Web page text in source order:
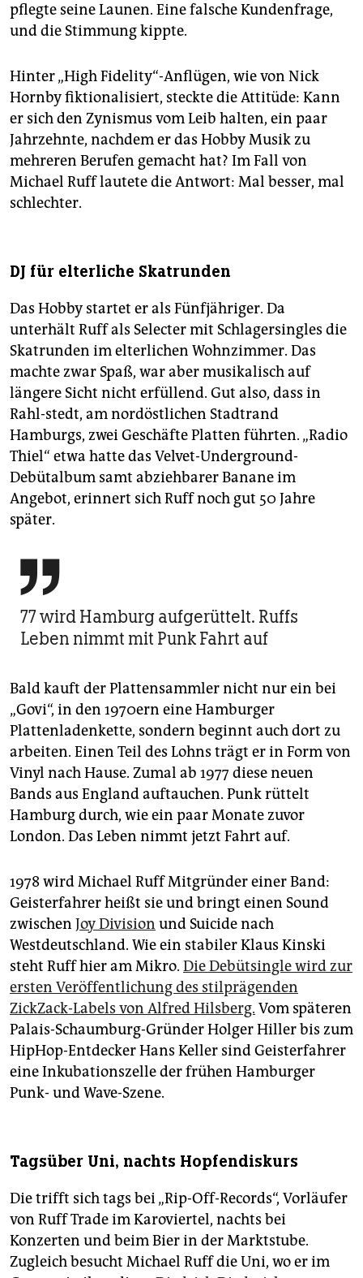
pflegte seine Launen. Eine falsche Kundenfrage,
und die Stimmung kippte.
Hinter „High Fidelity“-Anflügen, wie von Nick
Hornby fiktionalisiert, steckte die Attitüde: Kann
er sich den Zynismus vom Leib halten, ein paar
Jahrzehnte, nachdem er das Hobby Musik zu
mehreren Berufen gemacht hat? Im Fall von
Michael Ruff lautete die Antwort: Mal besser, mal
schlechter.
DJ für elterliche Skatrunden
Das Hobby startet er als Fünfjähriger. Da
unterhält Ruff als Selecter mit Schlagersingles die
Skatrunden im elterlichen Wohnzimmer. Das
machte zwar Spaß, war aber musikalisch auf
längere Sicht nicht erfüllend. Gut also, dass in
Rahl-stedt, am nordöstlichen Stadtrand
Hamburgs, zwei Geschäfte Platten führten. „Radio
Thiel“ etwa hatte das Velvet-Underground-
Debütalbum samt abziehbarer Banane im
Angebot, erinnert sich Ruff noch gut 50 Jahre
später.

77 wird Hamburg aufgerüttelt. Ruffs
Leben nimmt mit Punk Fahrt auf
Bald kauft der Plattensammler nicht nur ein bei
„Govi“, in den 1970ern eine Hamburger
Plattenladenkette, sondern beginnt auch dort zu
arbeiten. Einen Teil des Lohns trägt er in Form von
Vinyl nach Hause. Zumal ab 1977 diese neuen
Bands aus England auftauchen. Punk rüttelt
Hamburg durch, wie ein paar Monate zuvor
London. Das Leben nimmt jetzt Fahrt auf.
1978 wird Michael Ruff Mitgründer einer Band:
Geisterfahrer heißt sie und bringt einen Sound
zwischen Joy Division und Suicide nach
Westdeutschland. Wie ein stabiler Klaus Kinski
steht Ruff hier am Mikro. Die Debütsingle wird zur
ersten Veröffentlichung des stilprägenden
ZickZack-Labels von Alfred Hilsberg. Vom späteren
Palais-Schaumburg-Gründer Holger Hiller bis zum
HipHop-Entdecker Hans Keller sind Geisterfahrer
eine Inkubationszelle der frühen Hamburger
Punk- und Wave-Szene.
Tagsüber Uni, nachts Hopfendiskurs
Die trifft sich tags bei „Rip-Off-Records“, Vorläufer
von Ruff Trade im Karoviertel, nachts bei
Konzerten und beim Bier in der Marktstube.
Zugleich besucht Michael Ruff die Uni, wo er im